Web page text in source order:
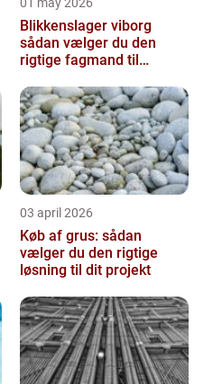
Blikkenslager viborg
sådan vælger du den
rigtige fagmand til
03 april 2026
Køb af grus: sådan
vælger du den rigtige
løsning til dit projekt